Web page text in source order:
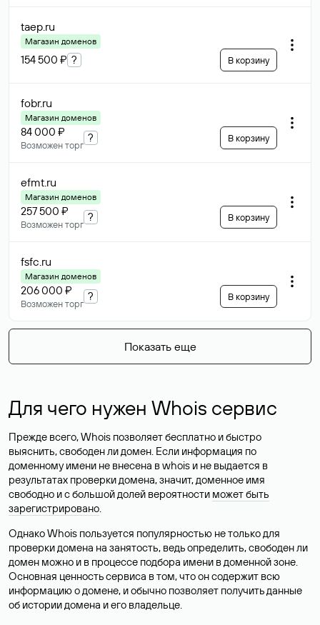
taep.ru
Магазин доменов
154 500 ₽ ? В корзину
fobr.ru
Магазин доменов
84 000 ₽
Возможен торг
? В корзину
efmt.ru
Магазин доменов
257 500 ₽
Возможен торг
? В корзину
fsfc.ru
Магазин доменов
206 000 ₽
Возможен торг
? В корзину
Показать еще
Для чего нужен Whois сервис
Прежде всего, Whois позволяет бесплатно и быстро
выяснить, свободен ли домен. Если информация по
доменному имени не внесена в whois и не выдается в
результатах проверки домена, значит, доменное имя
свободно и с большой долей вероятности может быть
зарегистрировано.
Однако Whois пользуется популярностью не только для
проверки домена на занятость, ведь определить, свободен ли
домен можно и в процессе подбора имени в доменной зоне.
Основная ценность сервиса в том, что он содержит всю
информацию о домене, и обычно позволяет получить данные
об истории домена и его владельце.